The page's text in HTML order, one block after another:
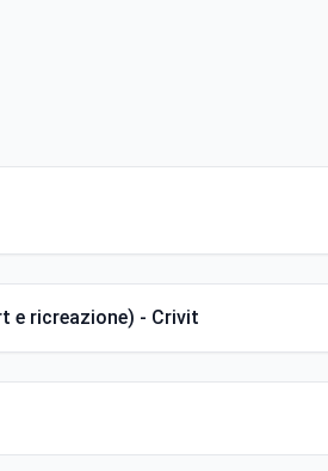
e ricreazione) - Crivit